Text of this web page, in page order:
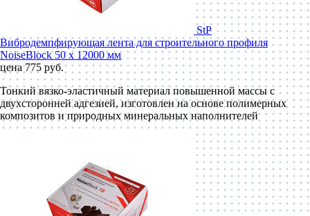
StP
Вибродемпфирующая лента для строительного профиля
NoiseBlock 50 x 12000 мм
цена 775 руб.
Тонкий вязко-эластичный материал повышенной массы с
двухсторонней адгезией, изготовлен на основе полимерных
композитов и природных минеральных наполнителей